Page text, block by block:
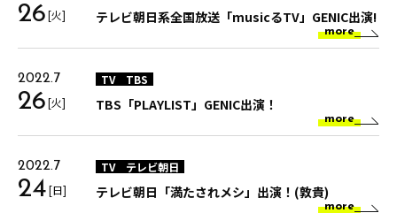
26[火] テレビ朝日系全国放送「musicるTV」GENIC出演!
more
2022.7
26[火]
TV TBS
TBS「PLAYLIST」GENIC出演！
more
2022.7
24[日]
TV テレビ朝日
テレビ朝日「満たされメシ」出演！(敦貴)
more